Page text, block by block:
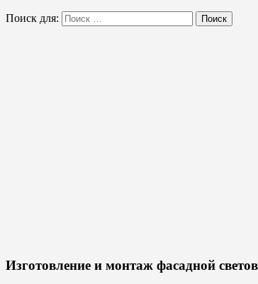
Поиск для: Поиск
Изготовление и монтаж фасадной